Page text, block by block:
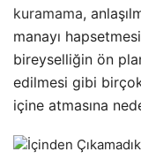
kuramama,
manayı
bireyselliğin ön
edilmesi gibi birçok
içine atmasına